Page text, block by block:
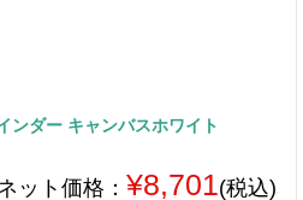
ンダー キャンバスホワイト
ット価格： ¥8,701(税込)